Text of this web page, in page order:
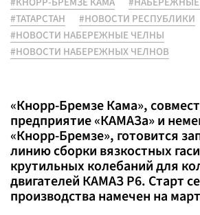
#ТАТАРСТАН
#НОВОСТИ РЕСПУБЛИКИ
#НОВОСТИ НАБЕРЕЖНЫЕ ЧЕЛНЫ
#НОВОСТИ НАБЕРЕЖНЫХ ЧЕЛНОВ
«Кнорр-Бремзе Кама»,
предприятие «КАМАЗа» и
«Кнорр-Бремзе», готовится
линию сборки вязкостных
крутильных колебаний для
двигателей КАМАЗ Р6. Старт
производства намечен на